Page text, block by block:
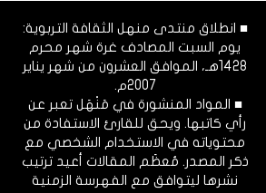
■ انطلاق منتدى منهل الثقافة التربوية:
يوم السبت المصادف غرة شهر محرم
1428هـ، الموافق العشرون من شهر يناير
2007م.
■ المواد المنشورة في مَنْهَل تعبر عن
رأي كاتبها. ويحق للقارئ الاستفادة من
محتوياته في الاستخدام الشخصي مع
ذكر المصدر. مُعظَم المقالات أعيد ترتيب
نشرها ليتوافق مع الفهرسة الزمنية